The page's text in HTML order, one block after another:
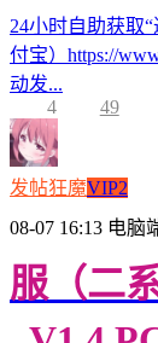
24小时自助获取
付宝）https://
动发...
4
49
发帖狂魔VIP2
08-07 16:13 电脑
服（二